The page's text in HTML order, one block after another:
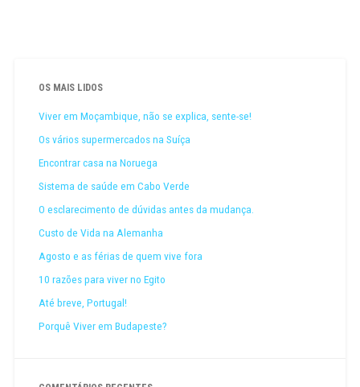
OS MAIS LIDOS
Viver em Moçambique, não se explica, sente-se!
Os vários supermercados na Suíça
Encontrar casa na Noruega
Sistema de saúde em Cabo Verde
O esclarecimento de dúvidas antes da mudança.
Custo de Vida na Alemanha
Agosto e as férias de quem vive fora
10 razões para viver no Egito
Até breve, Portugal!
Porquê Viver em Budapeste?